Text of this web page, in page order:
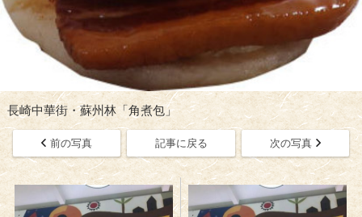
長崎中華街・蘇州林「角煮包」
前の写真 記事に戻る 次の写真